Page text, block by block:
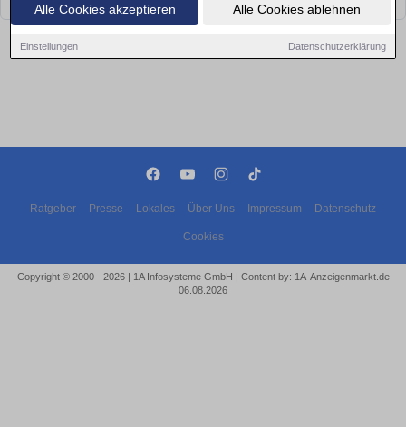
Alle Cookies akzeptieren Alle Cookies ablehnen
Einstellungen Datenschutzerklärung
Ratgeber Presse Lokales Über Uns Impressum Datenschutz
Cookies
Copyright © 2000 - 2026 | 1A Infosysteme GmbH | Content by: 1A-Anzeigenmarkt.de
06.08.2026